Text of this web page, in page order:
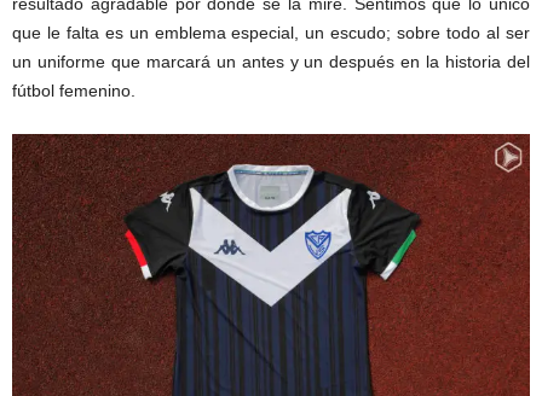
que le falta es un emblema especial, un escudo; sobre todo al ser
un uniforme que marcará un antes y un después en la historia del
fútbol femenino.